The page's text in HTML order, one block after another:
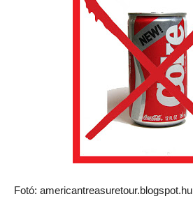
Fotó: americantreasuretour.blogspot.hu